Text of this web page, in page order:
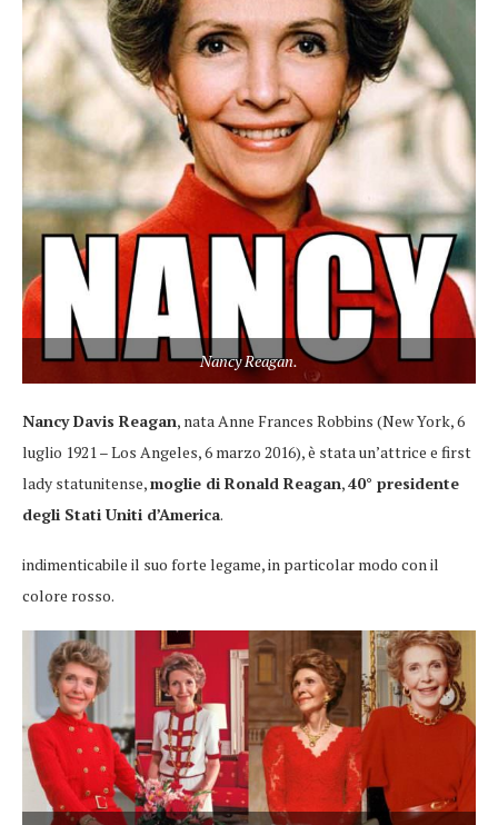
Nancy Reagan.
Nancy Davis Reagan, nata Anne Frances Robbins (New York, 6
luglio 1921 – Los Angeles, 6 marzo 2016), è stata un’attrice e first
lady statunitense,moglie di Ronald Reagan,40° presidente
degli Stati Uniti d’America.
indimenticabile il suo forte legame, in particolar modo con il
colore rosso.